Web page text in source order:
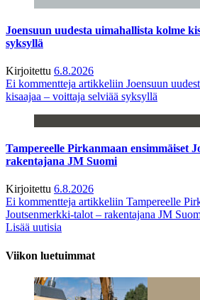
Joensuun uudesta uimahallista kolme
syksyllä
Kirjoitettu 6.8.2026
Ei kommentteja artikkeliin Joensuun
kisaajaa – voittaja selviää syksyllä
Tampereelle Pirkanmaan ensimmäiset
rakentajana JM Suomi
Kirjoitettu 6.8.2026
Ei kommentteja artikkeliin Tampereelle
Joutsenmerkki-talot – rakentajana JM
Lisää uutisia
Viikon luetuimmat